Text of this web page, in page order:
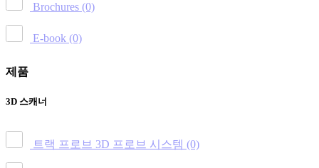
Brochures (0)
E-book (0)
제품
3D 스캐너
트랙 프로브 3D 프로브 시스템 (0)